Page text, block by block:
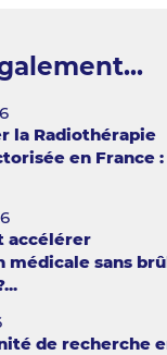
la Radiothérapie
en France :
accélérer
médicale sans
de recherche